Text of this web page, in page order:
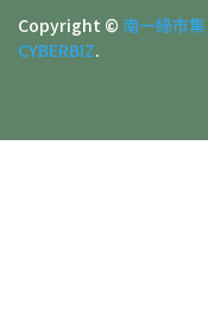
Copyright © 南一綠市集
CYBERBIZ.